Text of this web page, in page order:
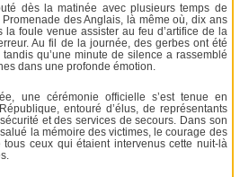
dès la matinée avec plusieurs temps de
des Anglais, là même où, dix ans
foule venue assister au feu d’artifice de la
Au fil de la journée, des gerbes ont été
qu’une minute de silence a rassemblé
dans une profonde émotion.
une cérémonie officielle s’est tenue en
entouré d’élus, de représentants
et des services de secours. Dans son
la mémoire des victimes, le courage des
tous ceux qui étaient intervenus cette nuit-là